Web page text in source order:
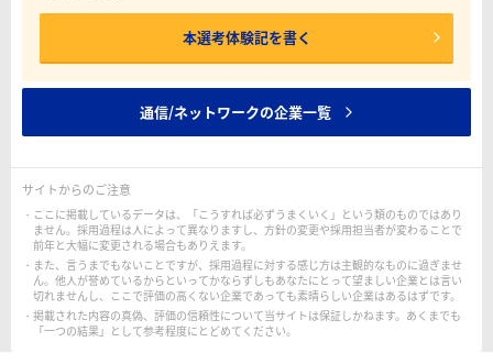
本選考体験記を書く
通信/ネットワークの企業一覧
サイトからのご注意
ここに掲載しているデータは、「こうすれば必ずうまくいく」という類のものではあり
ません。採用過程は人によって異なりますし、方針の変更や採用担当者が変わることで
前年と大幅に変更される場合もありえます。
また、言うまでもないことですが、採用過程に対する感じ方は主観的なものに過ぎませ
ん。他人が誉めているからといってかならずしもあなたにとって望ましい企業とは言い
切れませんし、ここで評価の高くない企業であっても素晴らしい企業はあるはずです。
掲載された内容の真偽、評価の信頼性について当サイトは保証しかねます。あくまでも
「一つの結果」として参考程度にとどめてください。